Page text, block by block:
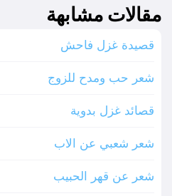
مقالات مشابهة
قصيدة غزل فاحش
شعر حب ومدح للزوج
قصائد غزل بدوية
شعر شعبي عن الاب
شعر عن قهر الحبيب